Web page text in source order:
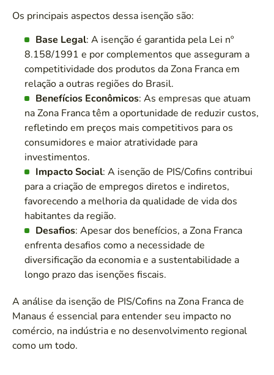
Os principais aspectos dessa isenção são:
Base Legal: A isenção é garantida pela Lei nº
8.158/1991 e por complementos que asseguram a
competitividade dos produtos da Zona Franca em
relação a outras regiões do Brasil.
Benefícios Econômicos: As empresas que atuam
na Zona Franca têm a oportunidade de reduzir custos,
refletindo em preços mais competitivos para os
consumidores e maior atratividade para
investimentos.
Impacto Social: A isenção de PIS/Cofins contribui
para a criação de empregos diretos e indiretos,
favorecendo a melhoria da qualidade de vida dos
habitantes da região.
Desafios: Apesar dos benefícios, a Zona Franca
enfrenta desafios como a necessidade de
diversificação da economia e a sustentabilidade a
longo prazo das isenções fiscais.
A análise da isenção de PIS/Cofins na Zona Franca de
Manaus é essencial para entender seu impacto no
comércio, na indústria e no desenvolvimento regional
como um todo.